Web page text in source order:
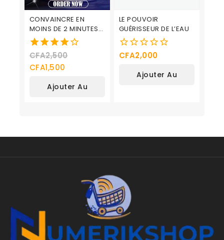
CONVAINCRE EN
MOINS DE 2 MINUTES”
DE NICHOLAS
BOOTHMAN
4.00
de 5
CFA2,500
CFA1,500
Ajouter Au
LE POUVOIR
GUÉRISSEUR DE L’EAU
0
CFA2,000
Ajouter Au